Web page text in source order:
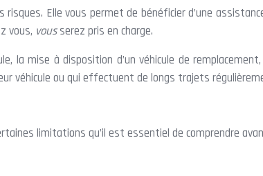
Elle vous permet de bénéficier d’une
vous, vousserez pris en charge.
la mise à disposition d’un véhicule de
véhicule ou qui effectuent de longs trajets
limitations qu’il est essentiel de comprendre